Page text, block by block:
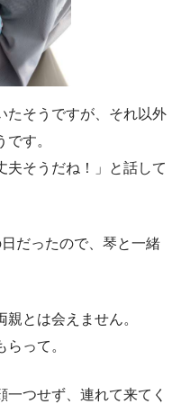
たそうですが、それ以外
す。
夫そうだね！」と話して
だったので、琴と一緒
とは会えません。
って。
つせず、連れて来てく